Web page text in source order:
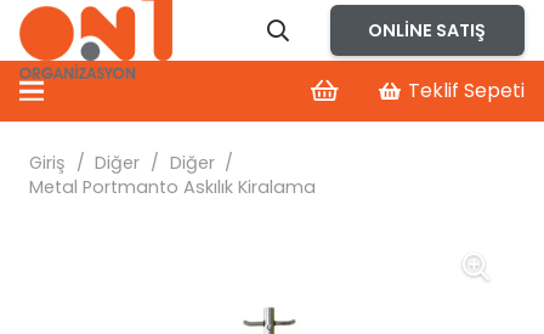
ONLINE SATIŞ
Teklif Sepeti
Giriş / Diğer / Diğer /
Metal Portmanto Askılık Kiralama